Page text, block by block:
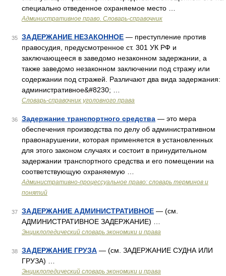
специально отведенное охраняемое место …
Административное право. Словарь-справочник
35 ЗАДЕРЖАНИЕ НЕЗАКОННОЕ — преступление против
правосудия, предусмотренное ст. 301 УК РФ и
заключающееся в заведомо незаконном задержании, а
также заведомо незаконном заключении под стражу или
содержании под стражей. Различают два вида задержания:
административное&#8230; …
Словарь-справочник уголовного права
36 Задержание транспортного средства — это мера
обеспечения производства по делу об административном
правонарушении, которая применяется в установленных
для этого законом случаях и состоит в принудительном
задержании транспортного средства и его помещении на
соответствующую охраняемую …
Административно-процессуальное право: словарь терминов и
понятий
37 ЗАДЕРЖАНИЕ АДМИНИСТРАТИВНОЕ — (см.
АДМИНИСТРАТИВНОЕ ЗАДЕРЖАНИЕ) …
Энциклопедический словарь экономики и права
38 ЗАДЕРЖАНИЕ ГРУЗА — (см. ЗАДЕРЖАНИЕ СУДНА ИЛИ
ГРУЗА) …
Энциклопедический словарь экономики и права